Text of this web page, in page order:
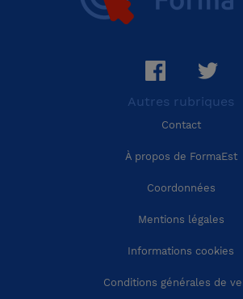
Région Haut-de-France
Région Pays-de-la-Loire
Région Occitanie
Région Auvergne-Rhône-
Aveyron (12)
Calvados (14)
Cantal (15)
Charente-Maritime (17)
Autres rubriques
Contact
À propos de FormaEst
Coordonnées
Mentions légales
Informations cookies
Conditions générales de